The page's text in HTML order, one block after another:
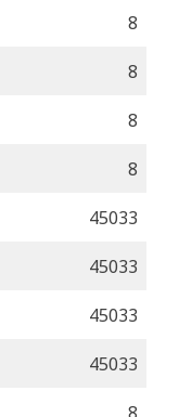
8
8
8
8
45033
45033
45033
45033